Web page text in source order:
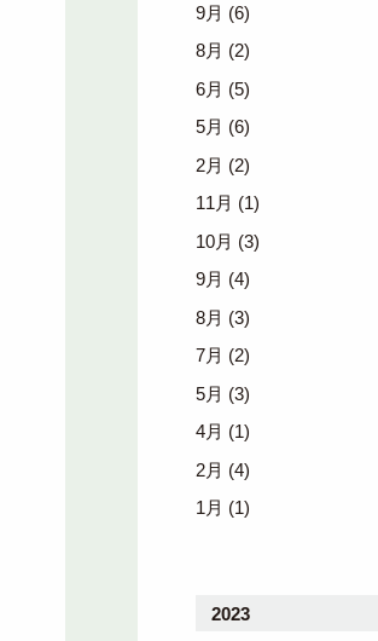
9月 (6)
8月 (2)
6月 (5)
5月 (6)
2月 (2)
11月 (1)
10月 (3)
9月 (4)
8月 (3)
7月 (2)
5月 (3)
4月 (1)
2月 (4)
1月 (1)
2023